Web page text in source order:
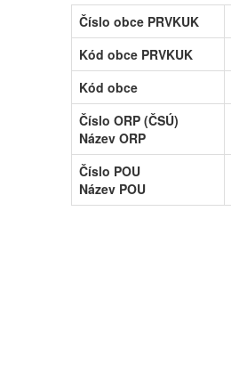
Číslo obce PRVKUK
Kód obce PRVKUK
Kód obce
Číslo ORP (ČSÚ)
Název ORP
Číslo POU
Název POU